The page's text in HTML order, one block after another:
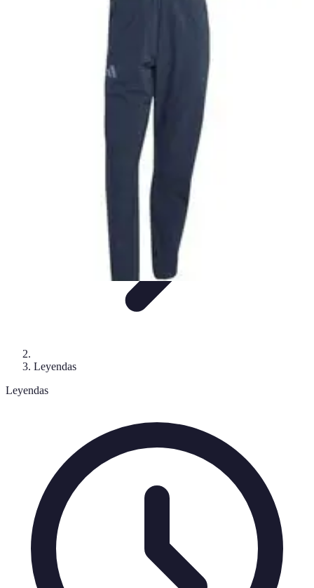
Leyendas de la F1 Historias de Pilotos
Pilotos Legendarios
Leyendas
Leyendas